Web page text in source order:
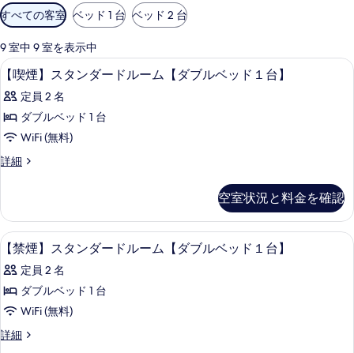
利
用
可
能
な
客
室
の
り
条
件
すべての客室 ベッド 1 台 ベッド 2 台
9 室中 9 室を表示中
【喫
煙】
ス
タ
ダ
ド
ル
ー
ム
【ダ
ブ
ル
デスク、遮光カーテン、防音設備、
1
【喫煙】スタンダードルーム【ダブルベッド１台】
定員 2 名
ダブルベッド 1 台
WiFi (無料)
詳細
【喫
ン
ダ
ー
ル
ー
【ダ
ブ
ル
空室状況と料金を確認
【禁
煙】
ス
タ
ダ
デスク、遮光カーテン、防音設備、
1
【禁煙】スタンダードルーム【ダブルベッド１台】
定員 2 名
ダブルベッド 1 台
WiFi (無料)
詳細
【禁